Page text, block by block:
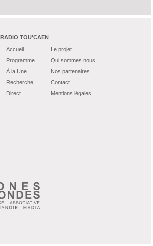
RADIO TOU'CAEN
Accueil
Programme
À la Une
Recherche
Direct
Le projet
Qui sommes nous
Nos partenaires
Contact
Mentions légales